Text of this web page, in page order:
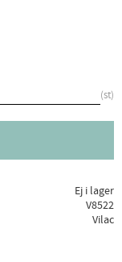
st
Ej i lager
V8522
Vilac